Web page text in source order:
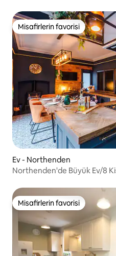
Misafirlerin favorisi
Misafirlerin favorisi
Ev - Northenden
Northenden'de Büyük Ev/8
Misafirlerin favorisi
Misafirlerin favorisi